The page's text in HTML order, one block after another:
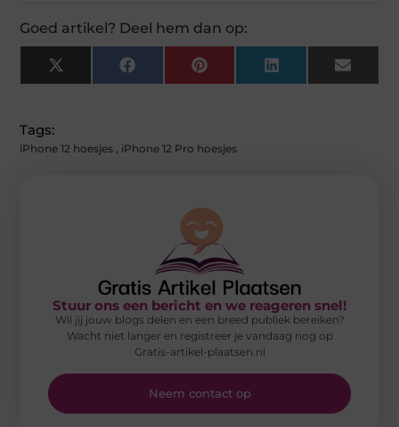
Goed artikel? Deel hem dan op:
X
(Twitter)
FacebookPinterest LinkedIn Email
Tags:
iPhone 12 hoesjes , iPhone 12 Pro hoesjes
Stuur ons een bericht en we reageren snel!
Wil jij jouw blogs delen en een breed publiek bereiken?
Wacht niet langer en registreer je vandaag nog op
Gratis-artikel-plaatsen.nl
Neem contact op